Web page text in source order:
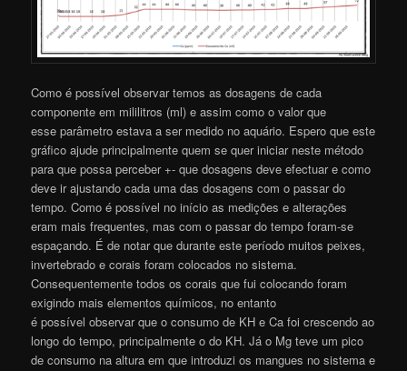
Como é possível observar temos as dosagens de cada
componente em mililitros (ml) e assim como o valor que
esse parâmetro estava a ser medido no aquário. Espero que este
gráfico ajude principalmente quem se quer iniciar neste método
para que possa perceber +- que dosagens deve efectuar e como
deve ir ajustando cada uma das dosagens com o passar do
tempo. Como é possível no início as medições e alterações
eram mais frequentes, mas com o passar do tempo foram-se
espaçando. É de notar que durante este período muitos peixes,
invertebrado e corais foram colocados no sistema.
Consequentemente todos os corais que fui colocando foram
exigindo mais elementos químicos, no entanto
é possível observar que o consumo de KH e Ca foi crescendo ao
longo do tempo, principalmente o do KH. Já o Mg teve um pico
de consumo na altura em que introduzi os mangues no sistema e